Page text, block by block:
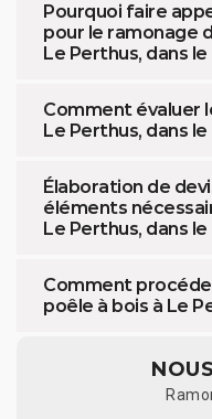
Pourquoi faire
pour le ramonage
Le Perthus, dans le
Comment évaluer
Le Perthus, dans le
Élaboration de
éléments
Le Perthus, dans
Comment
poêle à bois à Le